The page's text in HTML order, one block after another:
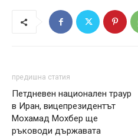
предишна статия
Петдневен национален траур
в Иран, вицепрезидентът
Мохамад Мохбер ще
ръководи държавата